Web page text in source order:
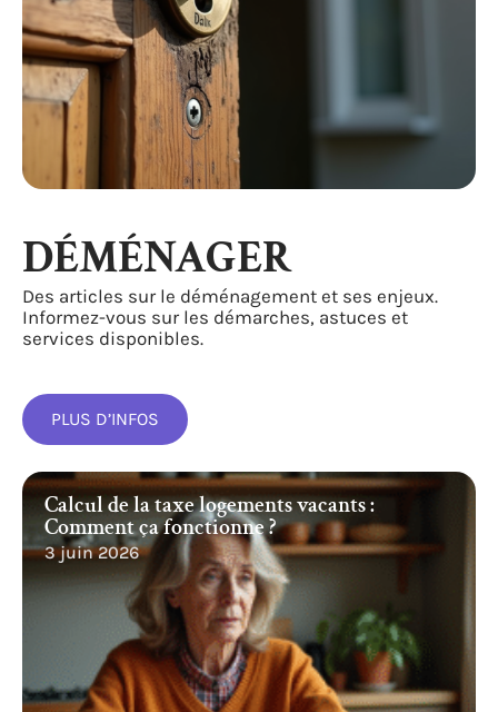
Calcul de la taxe logements vacants :
Comment ça fonctionne ?
3 juin 2026
DÉMÉNAGER
Des articles sur le déménagement et ses enjeux.
Informez-vous sur les démarches, astuces et
services disponibles.
PLUS D’INFOS